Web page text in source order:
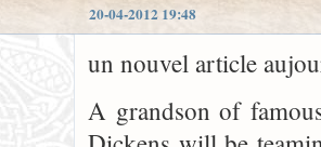
20-04-2012 19:48
un nouvel article
A grandson of